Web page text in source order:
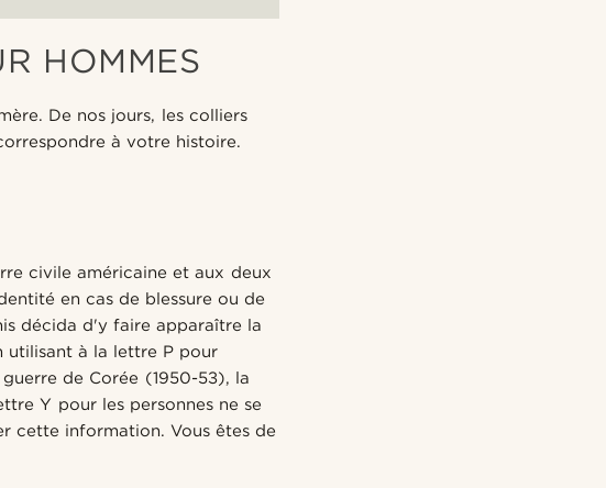
HOMMES
De nos jours, les colliers
à votre histoire.
civile américaine et aux deux
en cas de blessure ou de
décida d'y faire apparaître la
utilisant à la lettre P pour
de Corée (1950-53), la
Y pour les personnes ne se
cette information. Vous êtes de